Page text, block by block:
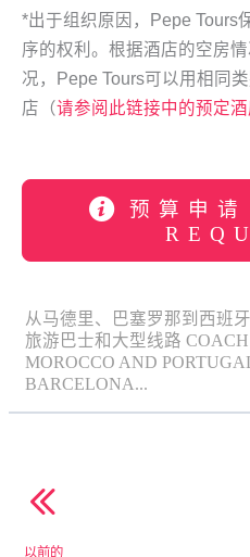
*出于组织原因，Pepe Tours
序的权利。根据酒店的空房
况，Pepe Tours可以用相同
店（请参阅此链接中的预定
预算申
从马德里、巴塞罗那到西班
旅游巴士和大型线路
MOROCCO AND
BARCELONA...
以前的